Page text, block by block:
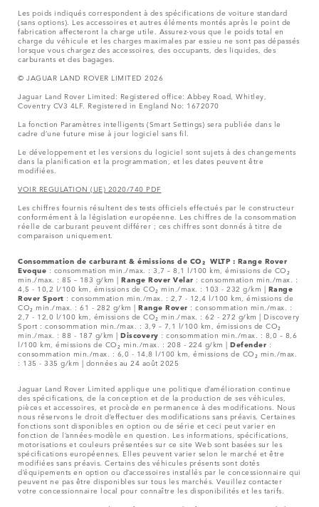
Les poids indiqués correspondent à des spécifications de voiture standard
(sans options). Les accessoires et autres éléments montés après le point de
fabrication affecteront la charge utile. Assurez-vous que le poids total en
charge du véhicule et les charges maximales par essieu ne sont pas dépassés
lorsque vous chargez des accessoires, des occupants, des liquides, des
carburants et des bagages.
© JAGUAR LAND ROVER LIMITED 2026
Jaguar Land Rover Limited: Registered office: Abbey Road, Whitley,
Coventry CV3 4LF. Registered in England No: 1672070
La fonction Paramètres intelligents (Smart Settings) sera publiée dans le
cadre d’une future mise à jour logiciel sans fil.
Le développement et les versions du logiciel sont sujets à des changements
dans la planification et la programmation, et les dates peuvent être
modifiées.
VOIR REGULATION (UE) 2020/740 PDF
Les chiffres fournis résultent des tests officiels effectués par le constructeur
conformément à la législation européenne. Les chiffres de la consommation
réelle de carburant peuvent différer ; ces chiffres sont donnés à titre de
comparaison uniquement.
Consommation de carburant & émissions de CO₂ WLTP : Range Rover
Evoque : consommation min./max. : 3,7 – 8,1 l/100 km, émissions de CO₂
min./max. : 85 – 183 g/km | Range Rover Velar : consommation min./max. :
4,5 - 10,2 l/100 km, émissions de CO₂ min./max. : 103 - 232 g/km | Range
Rover Sport : consommation min./max. : 2,7 - 12,4 l/100 km, émissions de
CO₂ min./max. : 61 - 282 g/km | Range Rover : consommation min./max. :
2,7 - 12,0 l/100 km, émissions de CO₂ min./max. : 62 - 272 g/km | Discovery
Sport : consommation min./max. : 3,9 – 7,1 l/100 km, émissions de CO₂
min./max. : 88 - 187 g/km | Discovery : consommation min./max. : 8,0 – 8,6
l/100 km, émissions de CO₂ min./max. : 208 - 224 g/km | Defender :
consommation min./max. : 6,0 - 14,8 l/100 km, émissions de CO₂ min./max.
: 135 - 335 g/km | données au 24 août 2025
Jaguar Land Rover Limited applique une politique d’amélioration continue
des spécifications, de la conception et de la production de ses véhicules,
pièces et accessoires, et procède en permanence à des modifications. Nous
nous réservons le droit d’effectuer des modifications sans préavis. Certaines
fonctions sont disponibles en option ou de série et ceci peut varier en
fonction de l’années-modèle en question. Les informations, spécifications,
motorisations et couleurs présentées sur ce site Web sont basées sur les
spécifications européennes. Elles peuvent varier selon le marché et être
modifiées sans préavis. Certains des véhicules présents sont dotés
d’équipements en option ou d’accessoires installés par le concessionnaire qui
peuvent ne pas être disponibles sur tous les marchés. Veuillez contacter
votre concessionnaire local pour connaître les disponibilités et les tarifs.